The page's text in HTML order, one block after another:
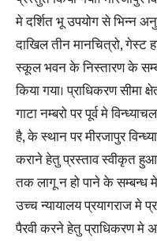
मे दर्शित भू उपयोग से भिन्न
दाखिल तीन मानचित्रो, गेस्ट
स्कूल भवन के निस्तारण के
किया गया। प्राधिकरण सीमा
गाटा नम्बरो पर पूर्व मे
है, के स्थान पर मीरजापुर
कराने हेतु प्रस्ताव स्वीकृत
तक लागू न हो पाने के सम्बन्ध मे
उच्च न्यायालय प्रयागराज मे
पैरवी करने हेतु प्राधिकरण मे